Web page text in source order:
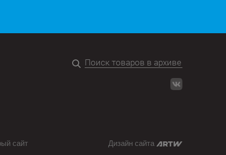
сайт Дизайн сайта